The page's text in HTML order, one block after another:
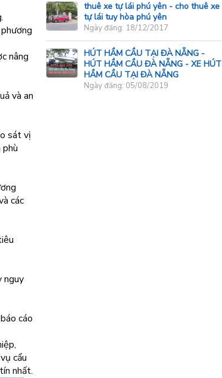
nâng
và an
sát vị
các
nguy
cáo
cẩu
nhất.
thuê xe tự lái phú yên - cho thuê xe
tự lái tuy hòa phú yên
Ngày đăng: 18/12/2017
HÚT HẦM CẦU TẠI ĐÀ NẴNG -
HÚT HẦM CẦU ĐÀ NẴNG - XE HÚT
HẦM CẦU TẠI ĐÀ NẴNG
Ngày đăng: 05/08/2019